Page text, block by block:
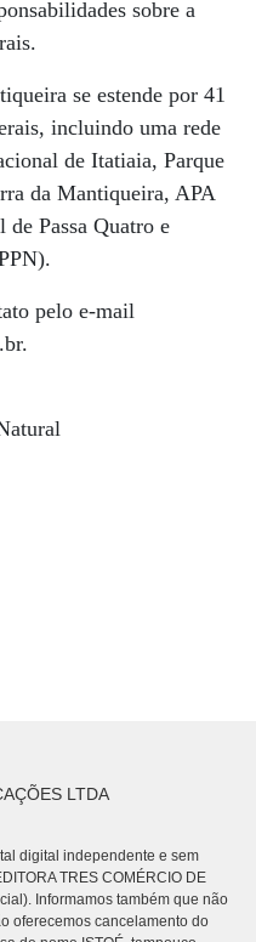
sobre a
se estende por 41
incluindo uma rede
de Itatiaia, Parque
da Mantiqueira, APA
Passa Quatro e
pelo e-mail
LTDA
digital independente e sem
TRES COMÉRCIO DE
Informamos também que não
oferecemos cancelamento do